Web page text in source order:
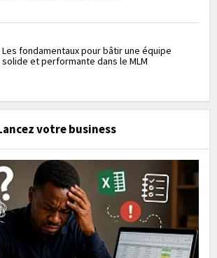
Les fondamentaux pour bâtir une équipe
solide et performante dans le MLM
votre business